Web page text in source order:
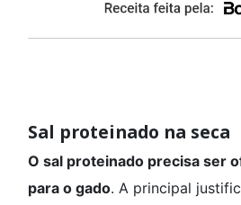
Sal proteinado na seca
O sal proteinado precisa ser
para o gado. A principal